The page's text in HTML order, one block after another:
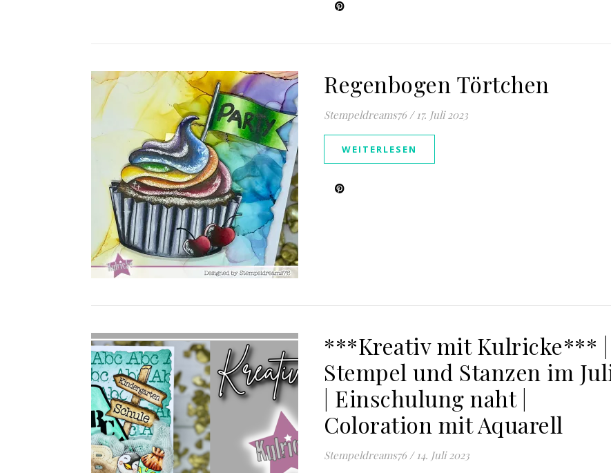
Regenbogen Törtchen
Stempeldreams76 / 17. Juli 2023
WEITERLESEN
***Kreativ mit Kulricke*** |
Stempel und Stanzen im
| Einschulung naht |
Coloration mit Aquarell
Stempeldreams76 / 14. Juli 2023